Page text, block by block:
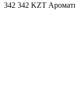
342 342 KZT